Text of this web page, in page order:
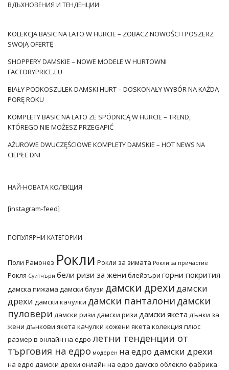
ВДЪХНОВЕНИЯ И ТЕНДЕНЦИИ
KOLEKCJA BASIC NA LATO W HURCIE – ZOBACZ NOWOŚCI I POSZERZ
SWOJĄ OFERTĘ
SHOPPERY DAMSKIE – NOWE MODELE W HURTOWNI
FACTORYPRICE.EU
BIAŁY PODKOSZULEK DAMSKI HURT – DOSKONAŁY WYBÓR NA KAŻDĄ
PORĘ ROKU
KOMPLETY BASIC NA LATO ZE SPÓDNICĄ W HURCIE – TREND,
KTÓREGO NIE MOŻESZ PRZEGAPIĆ
AŻUROWE DWUCZĘŚCIOWE KOMPLETY DAMSKIE – HOT NEWS NA
CIEPŁE DNI
НАЙ-НОВАТА КОЛЕКЦИЯ
[instagram-feed]
ПОПУЛЯРНИ КАТЕГОРИИ
Поли Рамонез Рокли Рокли за зимата Рокли за причастие
Рокля Суитчъри бели ризи за жени блейзъри горни покрития
дамска пижама дамски блузи дамски дрехидамски
дрехи дамски качулки дамски панталони дамски
пуловери дамски ризи дамски ризи дамски якета дънки за
жени дънкови якета качулки кожени якета колекция плюс
размер в онлайн на едро летни тенденции от
търговия на едро модерен на едро дамски дрехи
на едро дамски дрехи онлайн на едро дамско облекло фабрика